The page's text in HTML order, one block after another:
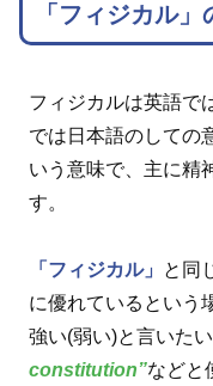
「フィジカル
フィジカルは英語で
では日本語のしての
いう意味で、主に精
す。
「フィジカル」
と同
に優れているという
強い(弱い)と言いた
constitution”などと